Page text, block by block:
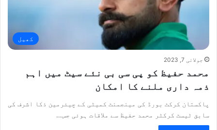
کھیل
جولائی 7, 2023
محمد حفیظ کو پی سی بی نئے سیٹ میں اہم
ذمہ داری ملنے کا امکان
پاکستان کرکٹ بورڈ کی مینجمنٹ کمیٹی کے چیئرمین ذکا اشرف کی
سابق ٹیسٹ کرکٹر محمد حفیظ سے ملاقات ہوئی جس…